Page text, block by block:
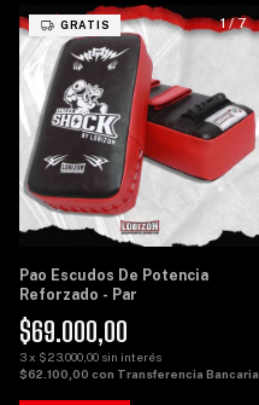
1/7
GRATIS
Pao Escudos De Potencia
Reforzado - Par
$69.000,00
3x $23.000,00 sin interés
$62.100,00 con Transferencia Bancaria